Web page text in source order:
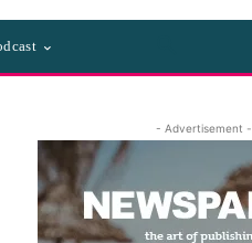
- Advertisement -